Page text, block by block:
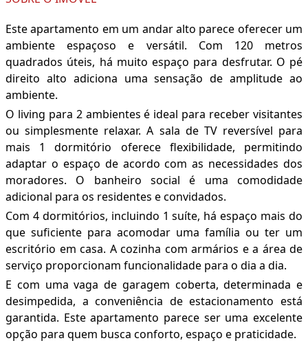
Este apartamento em um andar alto parece oferecer um
ambiente espaçoso e versátil. Com 120 metros
quadrados úteis, há muito espaço para desfrutar. O pé
direito alto adiciona uma sensação de amplitude ao
ambiente.
O living para 2 ambientes é ideal para receber visitantes
ou simplesmente relaxar. A sala de TV reversível para
mais 1 dormitório oferece flexibilidade, permitindo
adaptar o espaço de acordo com as necessidades dos
moradores. O banheiro social é uma comodidade
adicional para os residentes e convidados.
Com 4 dormitórios, incluindo 1 suíte, há espaço mais do
que suficiente para acomodar uma família ou ter um
escritório em casa. A cozinha com armários e a área de
serviço proporcionam funcionalidade para o dia a dia.
E com uma vaga de garagem coberta, determinada e
desimpedida, a conveniência de estacionamento está
garantida. Este apartamento parece ser uma excelente
opção para quem busca conforto, espaço e praticidade.